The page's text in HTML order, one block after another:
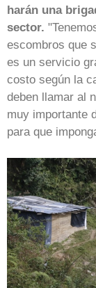
harán una
sector.
escombros que
es un servicio
costo según la
deben llamar al
muy importante
para que